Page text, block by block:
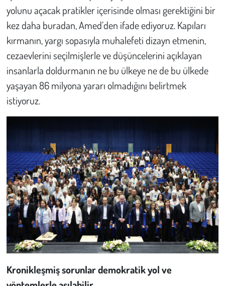
yolunu açacak pratikler içerisinde olması gerektiğini bir
kez daha buradan, Amed’den ifade ediyoruz. Kapıları
kırmanın, yargı sopasıyla muhalefeti dizayn etmenin,
cezaevlerini seçilmişlerle ve düşüncelerini açıklayan
insanlarla doldurmanın ne bu ülkeye ne de bu ülkede
yaşayan 86 milyona yararı olmadığını belirtmek
istiyoruz.
Kronikleşmiş sorunlar demokratik yol ve